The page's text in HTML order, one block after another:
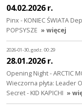
04.02.2026 r.
Pinx - KONIEC ŚWIATA
POPSYSZE » więcej
2026-01-30, godz. 00:29
28.01.2026 r.
Opening Night - ARCTIC
Wieczorna płyta: Leader
Secret - KID KAPICHI »